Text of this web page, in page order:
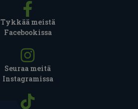
Tykkää meistä
Facebookissa
Seuraa meitä
Instagramissa